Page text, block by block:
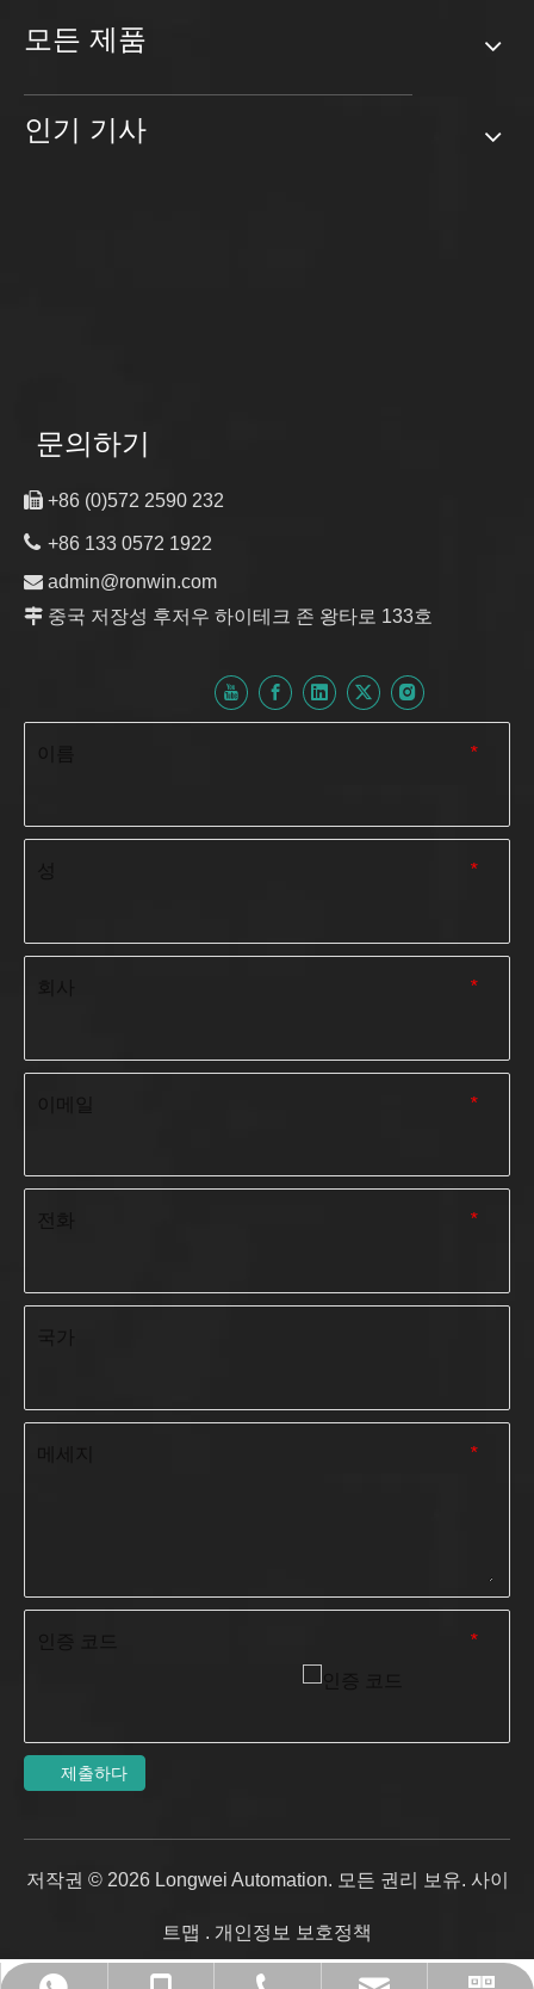
모든 제품
인기 기사
문의하기
 +86 (0)572 2590 232
 +86 133 0572 1922
 admin@ronwin.com
 중국 저장성 후저우 하이테크 존 왕타로 133호
*
*
*
*
*
국가
*
*
제출하다
저작권 © 2026Longwei Automation. 모든 권리 보유. 사이
트맵 . 개인정보 보호정책